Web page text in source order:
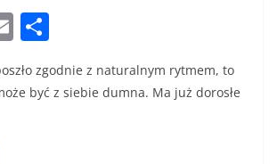
E
m
ai
h
ar
zgodnie z naturalnym rytmem, to
być z siebie dumna. Ma już dorosłe